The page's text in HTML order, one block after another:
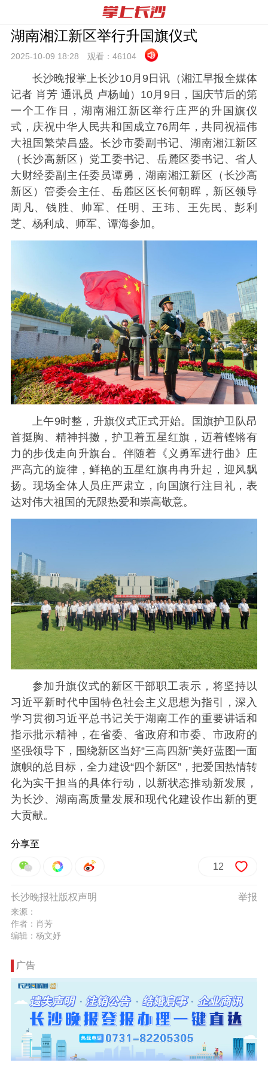
湖南湘江新区举行升国旗仪式
2025-10-09 18:28 观看： 46104
长沙晚报掌上长沙10月9日讯（湘江早报全媒体
记者 肖芳 通讯员 卢杨屾）10月9日，国庆节后的第
一个工作日，湖南湘江新区举行庄严的升国旗仪
式，庆祝中华人民共和国成立76周年，共同祝福伟
大祖国繁荣昌盛。长沙市委副书记、湖南湘江新区
（长沙高新区）党工委书记、岳麓区委书记、省人
大财经委副主任委员谭勇，湖南湘江新区（长沙高
新区）管委会主任、岳麓区区长何朝晖，新区领导
周凡、钱胜、帅军、任明、王玮、王先民、彭利
芝、杨利成、师军、谭海参加。
上午9时整，升旗仪式正式开始。国旗护卫队昂
首挺胸、精神抖擞，护卫着五星红旗，迈着铿锵有
力的步伐走向升旗台。伴随着《义勇军进行曲》庄
严高亢的旋律，鲜艳的五星红旗冉冉升起，迎风飘
扬。现场全体人员庄严肃立，向国旗行注目礼，表
达对伟大祖国的无限热爱和崇高敬意。
参加升旗仪式的新区干部职工表示，将坚持以
习近平新时代中国特色社会主义思想为指引，深入
学习贯彻习近平总书记关于湖南工作的重要讲话和
指示批示精神，在省委、省政府和市委、市政府的
坚强领导下，围绕新区当好“三高四新”美好蓝图一面
旗帜的总目标，全力建设“四个新区”，把爱国热情转
化为实干担当的具体行动，以新状态推动新发展，
为长沙、湖南高质量发展和现代化建设作出新的更
大贡献。
分享至
12
举报
长沙晚报社版权声明
来源：
作者：肖芳
编辑：杨文妤
广告